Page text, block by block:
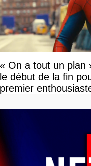
« On a tout un plan
le début de la fin
premier